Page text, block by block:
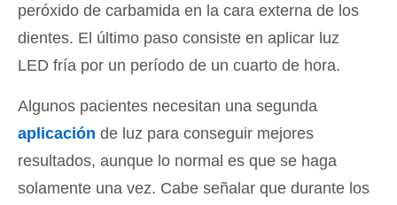
peróxido de carbamida en la cara externa de los
dientes. El último paso consiste en aplicar luz
LED fría por un período de un cuarto de hora.
Algunos pacientes necesitan una segunda
aplicación de luz para conseguir mejores
resultados, aunque lo normal es que se haga
solamente una vez. Cabe señalar que durante los